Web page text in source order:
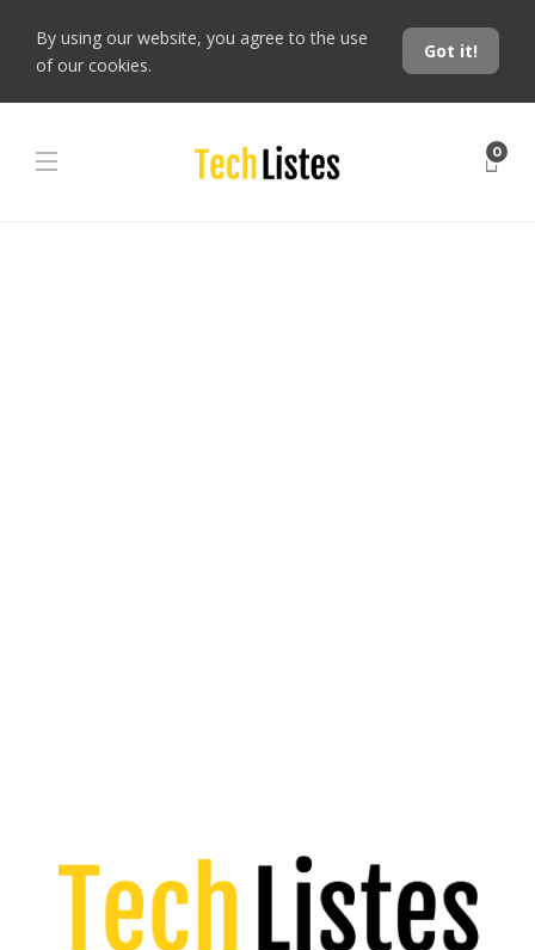
By using our website, you agree to the use
of our cookies.
Got it!
0